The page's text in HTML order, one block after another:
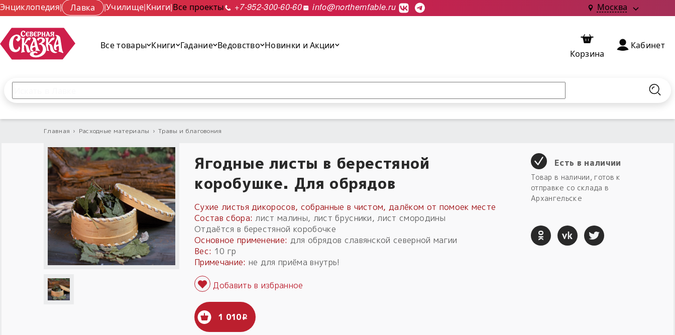
Энциклопедия| Лавка |Училище|Книги|Все проекты +7-952-300-60-60 info@northernfable.ru Москва
Все товары Книги Гадание Ведовство Новинки и Акции
Корзина
Кабинет
Главная › Расходные материалы › Травы и благовония
Ягодные листы в берестяной
коробушке. Для обрядов
Сухие листья дикоросов, собранные в чистом, далёком от помоек месте
Состав сбора:лист малины, лист брусники, лист смородины
Отдаётся в берестяной коробочке
Основное применение: для обрядов славянской северной магии
Вес: 10 гр
Примечание: не для приёма внутрь!
1 010i
Есть в наличии
Товар в наличии, готов к
отправке со склада в
Архангельске